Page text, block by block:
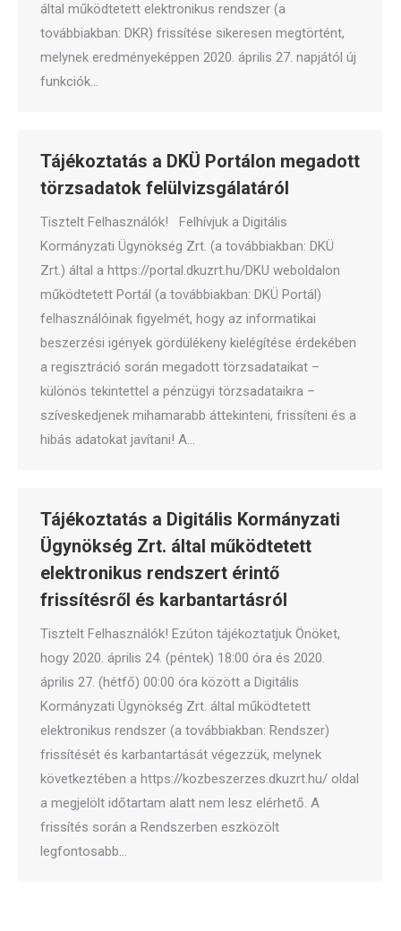
által működtetett elektronikus rendszer (a
továbbiakban: DKR) frissítése sikeresen megtörtént,
melynek eredményeképpen 2020. április 27. napjától új
funkciók…
Tájékoztatás a DKÜ Portálon megadott
törzsadatok felülvizsgálatáról
Tisztelt Felhasználók! Felhívjuk a Digitális
Kormányzati Ügynökség Zrt. (a továbbiakban: DKÜ
Zrt.) által a https://portal.dkuzrt.hu/DKU weboldalon
működtetett Portál (a továbbiakban: DKÜ Portál)
felhasználóinak figyelmét, hogy az informatikai
beszerzési igények gördülékeny kielégítése érdekében
a regisztráció során megadott törzsadataikat –
különös tekintettel a pénzügyi törzsadataikra –
szíveskedjenek mihamarabb áttekinteni, frissíteni és a
hibás adatokat javítani! A…
Tájékoztatás a Digitális Kormányzati
Ügynökség Zrt. által működtetett
elektronikus rendszert érintő
frissítésről és karbantartásról
Tisztelt Felhasználók! Ezúton tájékoztatjuk Önöket,
hogy 2020. április 24. (péntek) 18:00 óra és 2020.
április 27. (hétfő) 00:00 óra között a Digitális
Kormányzati Ügynökség Zrt. által működtetett
elektronikus rendszer (a továbbiakban: Rendszer)
frissítését és karbantartását végezzük, melynek
következtében a https://kozbeszerzes.dkuzrt.hu/ oldal
a megjelölt időtartam alatt nem lesz elérhető. A
frissítés során a Rendszerben eszközölt
legfontosabb…